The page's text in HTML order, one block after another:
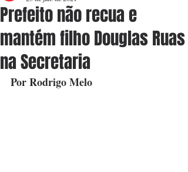
Prefeito não recua e
mantém filho Douglas Ruas
na Secretaria
Por Rodrigo Melo